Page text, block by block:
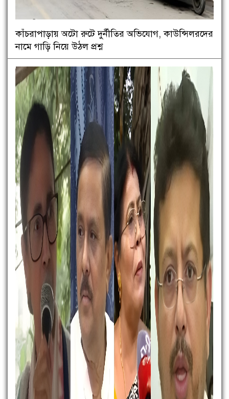
কাঁচরাপাড়ায় অটো রুটে দুর্নীতির অভিযোগ, কাউন্সিলরদের
নামে গাড়ি নিয়ে উঠল প্রশ্ন